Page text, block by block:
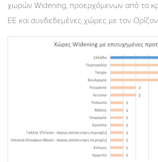
χωρών Widening, προερχόμενων από τα
ΕΕ και συνδεδεμένες χώρες με τον